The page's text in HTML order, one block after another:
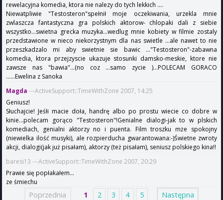
rewelacyjna komedia, ktora nie nalezy do tych lekkich ....
Niewatpliwie "Testosteron"spełnił moje oczekiwania, urzekla mnie
zwlaszcza fantastyczna gra polskich aktorow- chlopaki dali z siebie
wszystko...swietna grecka muzyka...wedlug mnie kobiety w filmie zostaly
przedstawione w nieco niekorzystnym dla nas swietle ...ale nawet to nie
przeszkadzalo mi aby swietnie sie bawic ..."Testosteron"-zabawna
komedia, ktora przejzyscie ukazuje stosunki damsko-meskie, ktore nie
zawsze nas "bawia"...(no coz ...samo zycie )...POLECAM GORACO
......Ewelina z Sanoka
Magda ---ActiveSupport::TimeWithZone 2007, 14:25
Geniusz!
Słuchajcie! Jeśłi macie doła, handrę albo po prostu wiecie co dobre w
kinie...polecam gorąco "Testosteron"!Genialne dialogi-jak to w plskich
komediach, genialni aktorzy no i puenta. Film troszku mże spokojny
(niewielka ilość musyki), ale rozpierducha gwarantowana:-)Świetne zwroty
akcji, dialogi(jak już pisałam), aktorzy (też pisałam), seniusz polskiego kina!!
baresi13 ---ActiveSupport::TimeWithZone 2007, 20:29
Prawie się popłakałem...
ze śmiechu
Poprzednia 1 2 3 4 5 Następna